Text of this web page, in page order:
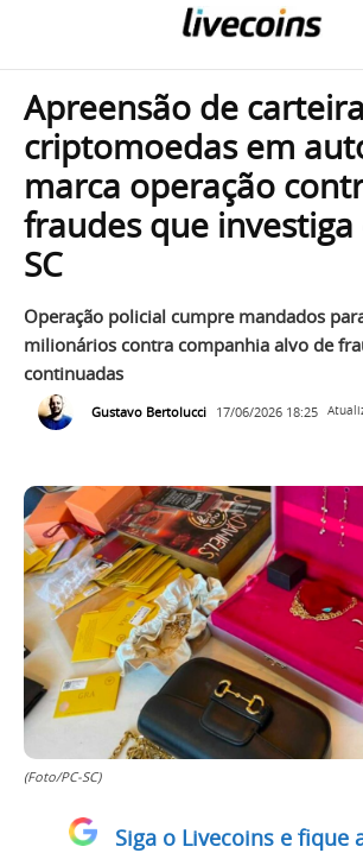
Apreensão de
criptomoedas em
marca operação
fraudes que investiga
SC
Operação policial cumpre mandados
milionários contra companhia alvo de
continuadas
Gustavo Bertolucci 17/06/2026 18:25
(Foto/PC-SC)
Siga o Livecoins e fique